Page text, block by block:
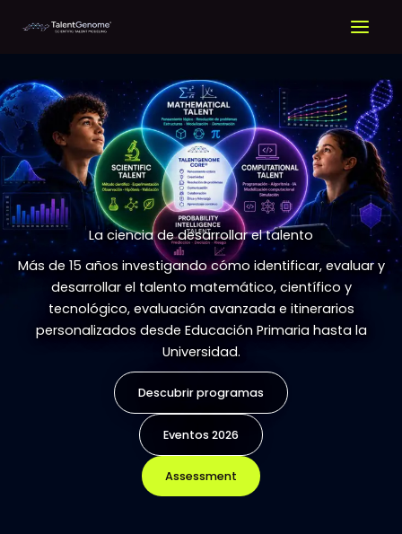
La ciencia de desarrollar el talento
Más de 15 años investigando cómo identificar, evaluar y
desarrollar el talento matemático, científico y
tecnológico, evaluación avanzada e itinerarios
personalizados desde Educación Primaria hasta la
Universidad.
Descubrir programas
Eventos 2026
Assessment